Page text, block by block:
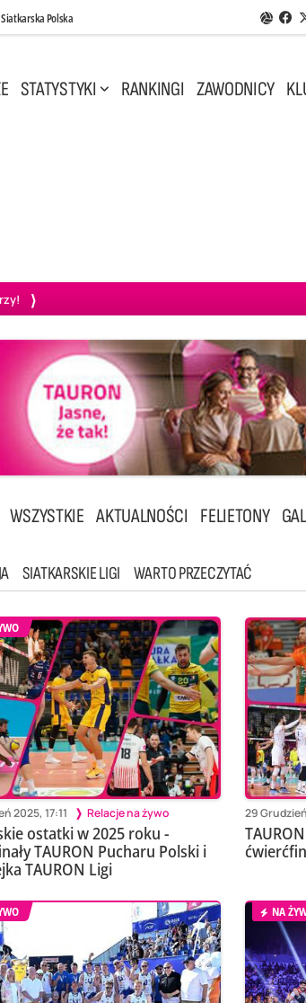
Polska
STATYSTYKI RANKINGI ZAWODNICY
WSZYSTKIE AKTUALNOŚCI FELIETONY
SIATKARSKIE LIGI WARTO PRZECZYTAĆ
2025, 17:11 Relacje na żywo
ostatki w 2025 roku -
TAURON Pucharu Polski i
TAURON Ligi
29
NA